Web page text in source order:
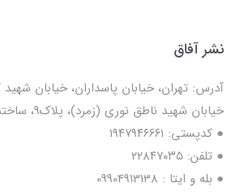
نشر آفاق
آدرس: تهران، خیابان پاسداران، خیابان
خیابان شهید ناطق نوری (زمرد)، پلاک9، ساختمان زمرد، طبقه دوم
● کدپستی: ۱۹۴۷۹۴۶۶۶۱
● تلفن: ٢٢٨۴٧۰۳۵
● بله و ایتا : 09904913138